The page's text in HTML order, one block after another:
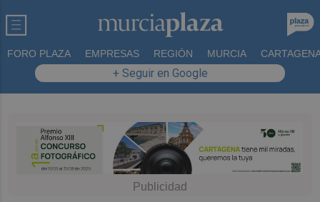
FORO PLAZA EMPRESAS REGIÓN MURCIA
+ Seguir en Google